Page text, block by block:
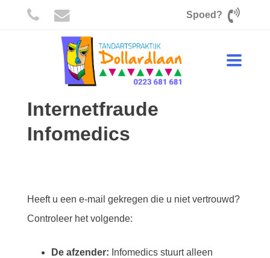
Spoed?
Toggle
Internetfraude Infomedics
Internetfraude
Infomedics
Heeft u een e-mail gekregen die u niet vertrouwd?
Controleer het volgende:
De afzender: Infomedics stuurt alleen